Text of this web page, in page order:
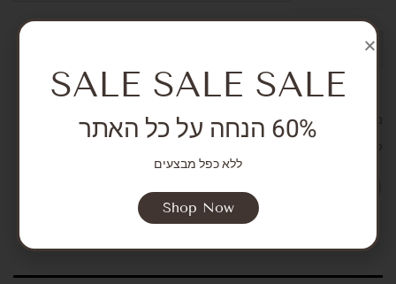
אין מידע
SALE SALE SALE
60% הנחה על כל האתר
ללא כפל מבצעים
Shop Now